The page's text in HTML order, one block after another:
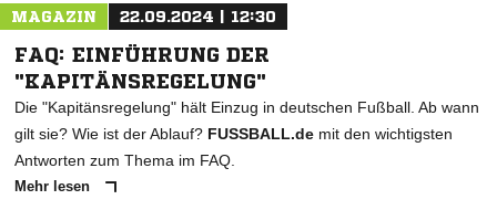
MAGAZIN 22.09.2024 | 12:30
FAQ: EINFÜHRUNG DER
"KAPITÄNSREGELUNG"
Die "Kapitänsregelung" hält Einzug in deutschen Fußball. Ab wann
gilt sie? Wie ist der Ablauf? FUSSBALL.de mit den wichtigsten
Antworten zum Thema im FAQ.
Mehr lesen